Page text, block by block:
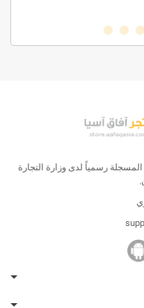
رسمياً لدى وزارة التجارة